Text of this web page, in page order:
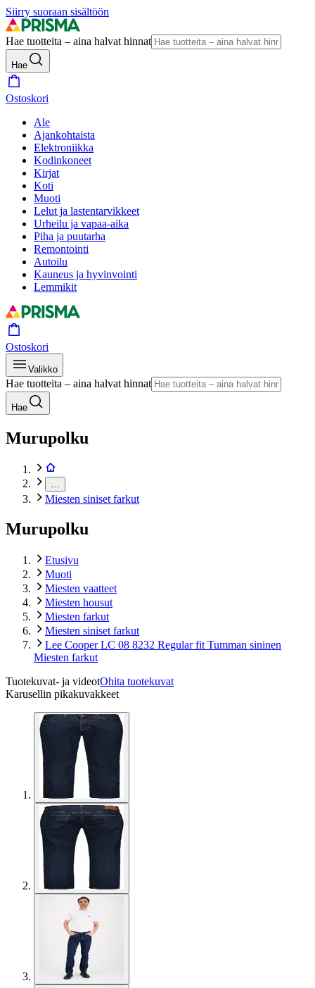
Siirry suoraan sisältöön
Hae tuotteita – aina halvat hinnat
Hae
Ostoskori
Ale
Ajankohtaista
Elektroniikka
Kodinkoneet
Kirjat
Koti
Muoti
Lelut ja lastentarvikkeet
Urheilu ja vapaa-aika
Piha ja puutarha
Remontointi
Autoilu
Kauneus ja hyvinvointi
Lemmikit
Ostoskori
Valikko
Hae tuotteita – aina halvat hinnat
Hae
Murupolku
Miesten siniset farkut
Murupolku
Etusivu
Muoti
Miesten vaatteet
Miesten housut
Miesten farkut
Miesten siniset farkut
Lee Cooper LC 08 8232 Regular fit Tumman sininen
Miesten farkut
Tuotekuvat- ja videotOhita tuotekuvat
Karusellin pikakuvakkeet